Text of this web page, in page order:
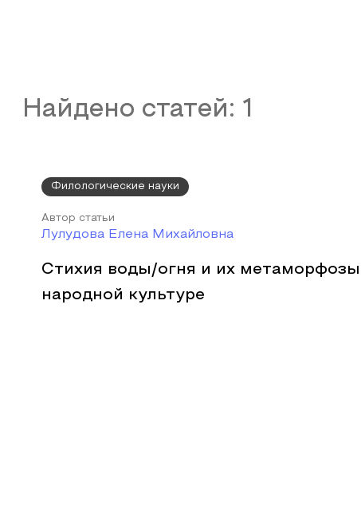
Найдено статей: 1
Филологические науки
Автор статьи
Лулудова Елена Михайловна
Стихия воды/огня и их метаморфозы
народной культуре